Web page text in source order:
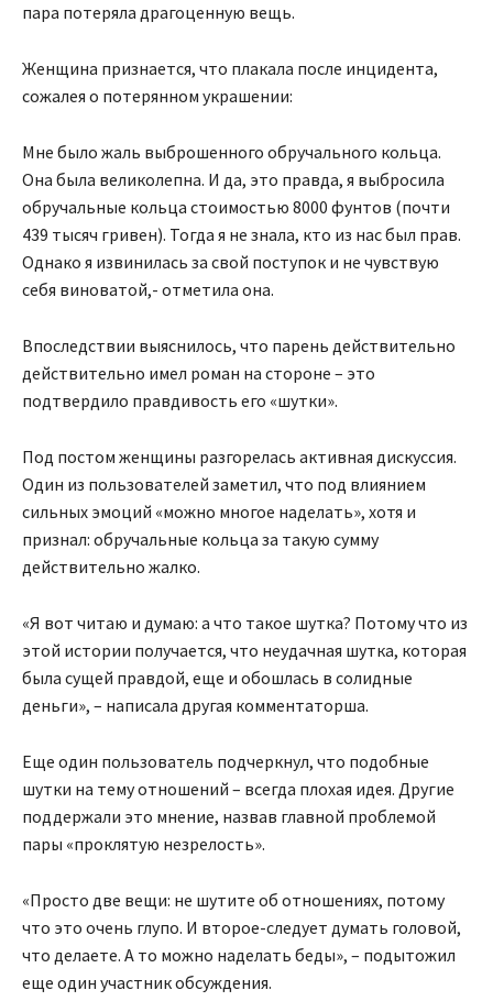
пара потеряла драгоценную вещь.
Женщина признается, что плакала после инцидента,
сожалея о потерянном украшении:
Мне было жаль выброшенного обручального кольца.
Она была великолепна. И да, это правда, я выбросила
обручальные кольца стоимостью 8000 фунтов (почти
439 тысяч гривен). Тогда я не знала, кто из нас был прав.
Однако я извинилась за свой поступок и не чувствую
себя виноватой,- отметила она.
Впоследствии выяснилось, что парень действительно
действительно имел роман на стороне – это
подтвердило правдивость его «шутки».
Под постом женщины разгорелась активная дискуссия.
Один из пользователей заметил, что под влиянием
сильных эмоций «можно многое наделать», хотя и
признал: обручальные кольца за такую сумму
действительно жалко.
«Я вот читаю и думаю: а что такое шутка? Потому что из
этой истории получается, что неудачная шутка, которая
была сущей правдой, еще и обошлась в солидные
деньги», – написала другая комментаторша.
Еще один пользователь подчеркнул, что подобные
шутки на тему отношений – всегда плохая идея. Другие
поддержали это мнение, назвав главной проблемой
пары «проклятую незрелость».
«Просто две вещи: не шутите об отношениях, потому
что это очень глупо. И второе-следует думать головой,
что делаете. А то можно наделать беды», – подытожил
еще один участник обсуждения.